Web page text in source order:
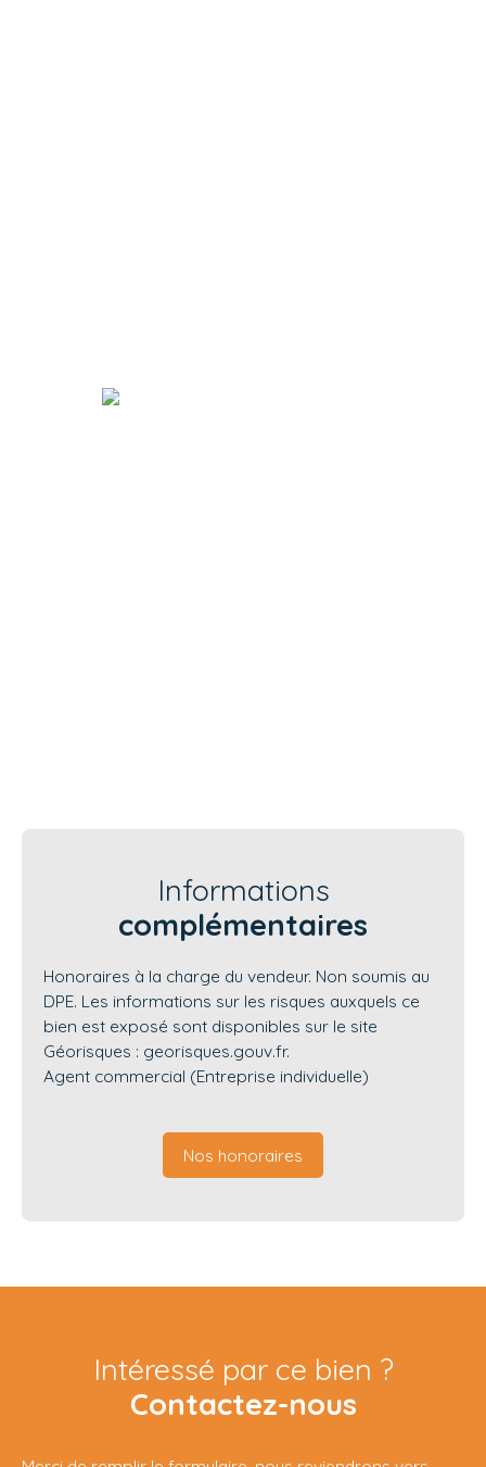
Informations
complémentaires
Honoraires à la charge du vendeur. Non soumis au
DPE. Les informations sur les risques auxquels ce
bien est exposé sont disponibles sur le site
Géorisques : georisques.gouv.fr.
Agent commercial (Entreprise individuelle)
Nos honoraires
Intéressé par ce bien ?
Contactez-nous